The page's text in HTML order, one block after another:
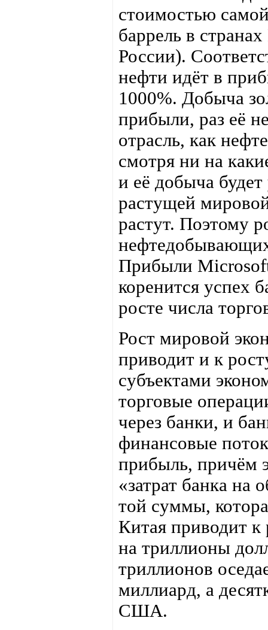
стоимостью
баррель в
России).
нефти идёт в
1000%. Добыча
прибыли, раз её
отрасль, как
смотря ни на
и её добыча
растущей
растут. Поэтому
Прибыли
коренится успех
росте числа
Рост мировой
приводит и к
субъектами
торговые
через банки, и
финансовые
прибыль, причём
«затрат банка на
той суммы,
Китая приводит к
на триллионы
триллионов
миллиард, а
США.